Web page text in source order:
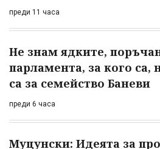
преди 11 часа
Не знам ядките,
парламента, за кого са,
са за семейство Баневи
преди 6 часа
Муцунски: Идеята за